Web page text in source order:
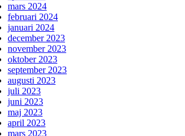
mars 2024
februari 2024
januari 2024
december 2023
november 2023
oktober 2023
september 2023
augusti 2023
juli 2023
juni 2023
maj 2023
april 2023
mars 2023